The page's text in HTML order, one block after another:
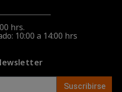
hrs.
10:00 a 14:00 hrs
Suscribirse